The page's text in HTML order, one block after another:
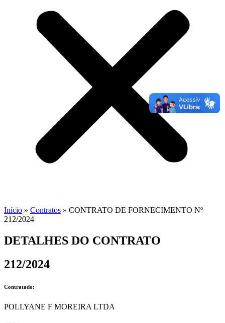
Início » Contratos » CONTRATO DE FORNECIMENTO Nº
212/2024
DETALHES DO CONTRATO​
212/2024
Contratado:
POLLYANE F MOREIRA LTDA